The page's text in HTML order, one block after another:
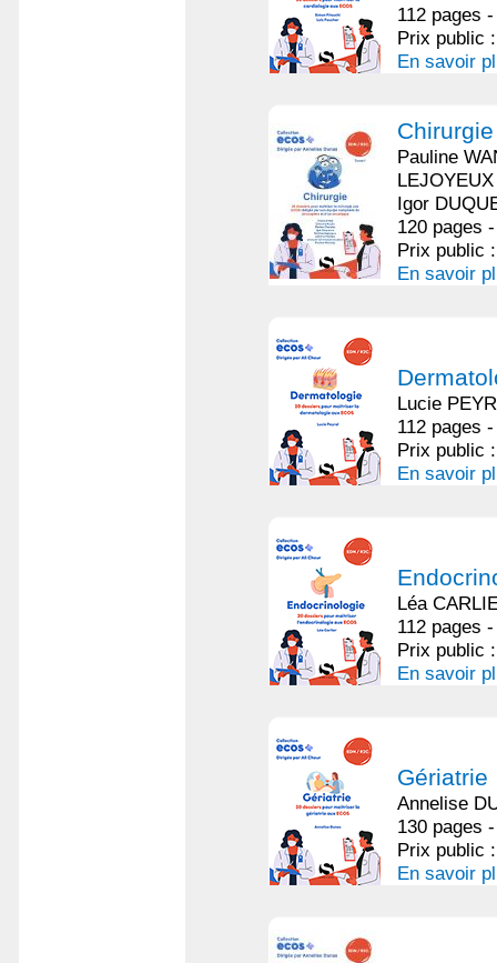
112 pages
Prix public
En savoir
Pauline
Igor
120 pages
Prix public
En savoir
Lucie
112 pages
Prix public
En savoir
Léa
112 pages
Prix public
En savoir
Gériatrie
Annelise
130 pages
Prix public
En savoir